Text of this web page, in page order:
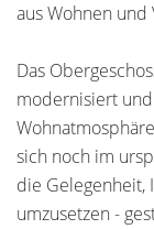
aus Wohnen und
Das
modernisiert
sich noch im
die Gelegenheit,
umzusetzen -